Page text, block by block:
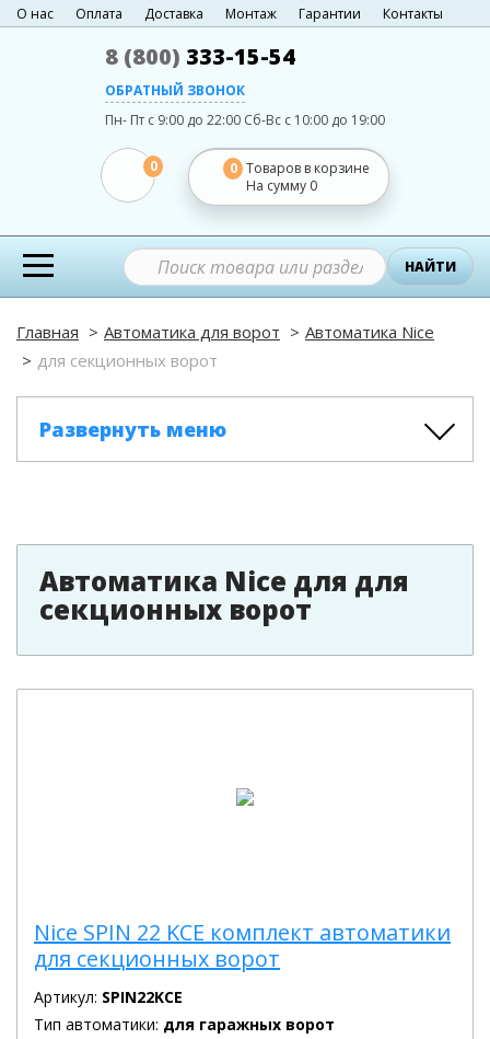
О нас Оплата Доставка Монтаж Гарантии Контакты
8 (800) 333-15-54
ОБРАТНЫЙ ЗВОНОК
Пн- Пт с 9:00 до 22:00 Сб-Вс с 10:00 до 19:00
0 0 Товаров в корзине
На сумму 0
НАЙТИ
Главная Автоматика для ворот
Автоматика Nice
для секционных ворот
Развернуть меню
Автоматика Nice для для
секционных ворот
Nice SPIN 22 KCE комплект автоматики
для секционных ворот
Артикул: SPIN22KCE
Тип автоматики: для гаражных ворот